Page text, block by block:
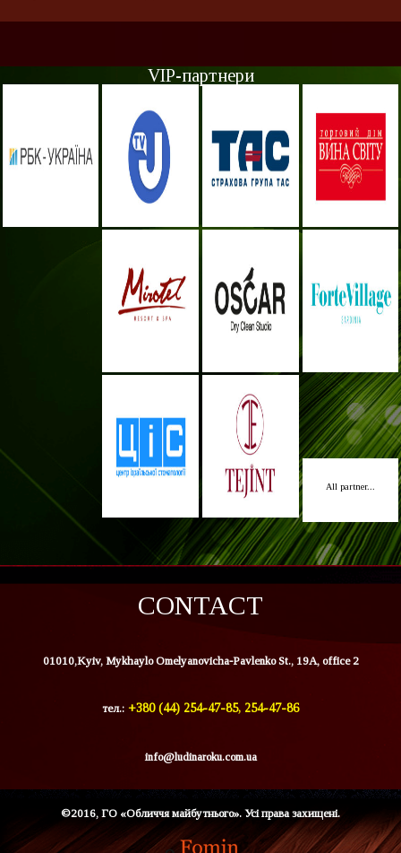
VIP-партнери
All partner...
CONTACT
01010,Kyiv, Mykhaylo Omelyanovicha-Pavlenko St., 19A, office 2
тел.: +380 (44) 254-47-85, 254-47-86
info@ludinaroku.com.ua
©2016, ГО «Обличчя майбутнього». Усі права захищені.